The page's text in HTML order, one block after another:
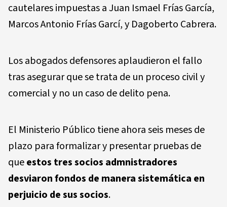
cautelares impuestas a Juan Ismael Frías García,
Marcos Antonio Frías Garcí, y Dagoberto Cabrera.
Los abogados defensores aplaudieron el fallo
tras asegurar que se trata de un proceso civil y
comercial y no un caso de delito pena.
El Ministerio Público tiene ahora seis meses de
plazo para formalizar y presentar pruebas de
queestos tres socios admnistradores
desviaron fondos de manera sistemática en
perjuicio de sus socios.